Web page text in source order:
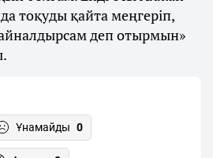
тоқуды қайта меңгеріп,
деп отырмын»
Ұнамайды 0